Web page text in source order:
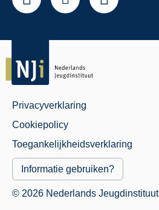
Juridisch
Menu
Privacyverklaring
Cookiepolicy
Toegankelijkheidsverklaring
Informatie gebruiken?
© 2026 Nederlands Jeugdinstituut